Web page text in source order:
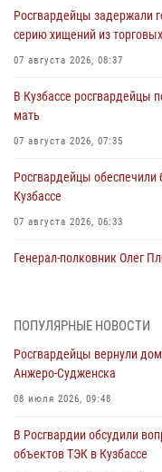
Росгвардейцы задержали
серию хищений из
07 августа 2026, 08:37
В Кузбассе росгвардейцы
мать
07 августа 2026, 07:35
Росгвардейцы
Кузбассе
07 августа 2026, 06:33
Генерал-полковник Олег
07 августа 2026, 05:32
С 1 сентября 2026 года
частной охранной
06 августа 2026, 10:19
Росгвардейцы задержали
ножевого ранения
ПОПУЛЯРНЫЕ НОВОСТИ
Росгвардейцы вернули
Анжеро-Судженска
08 июля 2026, 09:48
В Росгвардии обсудили
объектов ТЭК в Кузбассе